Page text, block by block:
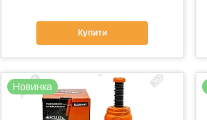
Купити
Новинка